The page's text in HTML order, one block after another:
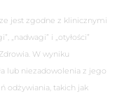
jest zgodne z klinicznymi
„nadwagi” i „otyłości”
W wyniku
lub niezadowolenia z jego
odżywiania, takich jak